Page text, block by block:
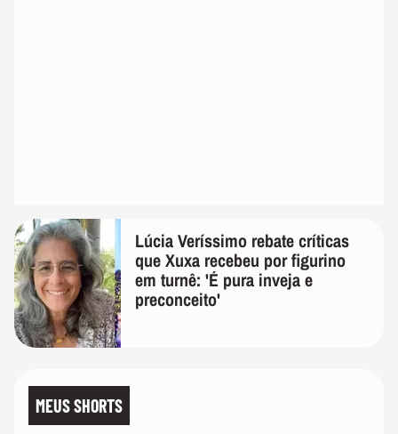
Lúcia Veríssimo rebate críticas
que Xuxa recebeu por figurino
em turnê: 'É pura inveja e
preconceito'
MEUS SHORTS